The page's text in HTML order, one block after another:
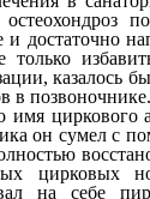
и достаточно
только
казалось
в позвоночнике.
имя циркового
он сумел с
цирковых
на себе